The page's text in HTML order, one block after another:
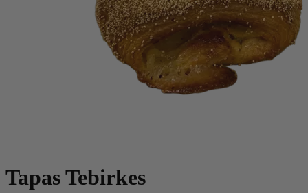
Tapas Tebirkes